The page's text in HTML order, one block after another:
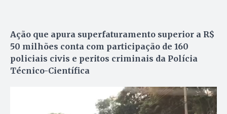
Ação que apura superfaturamento superior a R$
50 milhões conta com participação de 160
policiais civis e peritos criminais da Polícia
Técnico-Científica